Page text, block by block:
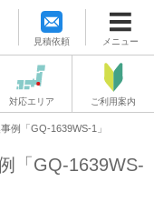
見積依頼 メニュー
対応エリア ご利用案内
例「GQ-1639WS-1」
「GQ-1639WS-